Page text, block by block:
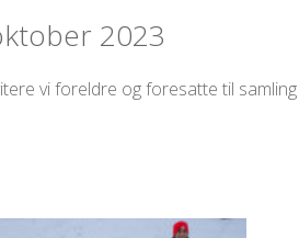
2023
vi foreldre og foresatte til